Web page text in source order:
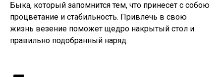
Быка, который запомнится тем, что принесет с собою
процветание и стабильность. Привлечь в свою
жизнь везение поможет щедро накрытый стол и
правильно подобранный наряд.